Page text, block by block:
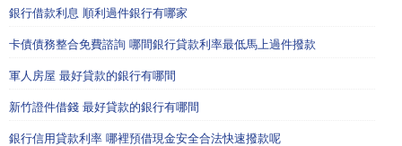
銀行借款利息 順利過件銀行有哪家
卡債債務整合免費諮詢 哪間銀行貸款利率最低馬上過件撥款
軍人房屋 最好貸款的銀行有哪間
新竹證件借錢 最好貸款的銀行有哪間
銀行信用貸款利率 哪裡預借現金安全合法快速撥款呢